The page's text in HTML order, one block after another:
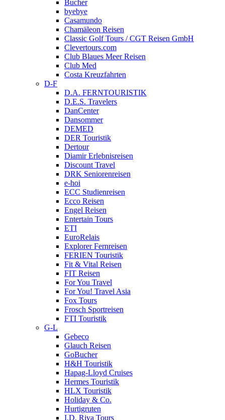
Bucher
byebye
Casamundo
Chamäleon Reisen
Classic Golf Tours / CGT Reisen GmbH
Clevertours.com
Club Blaues Meer Reisen
Club Med
Costa Kreuzfahrten
D-F
D.A. FERNTOURISTIK
D.E.S. Travelers
DanCenter
Dansommer
DEMED
DER Touristik
Dertour
Diamir Erlebnisreisen
Discount Travel
DRK Seniorenreisen
e-hoi
ECC Studienreisen
Ecco Reisen
Engel Reisen
Entertain Tours
ETI
EuroRelais
Explorer Fernreisen
FERIEN Touristik
Fit & Vital Reisen
FIT Reisen
For You Travel
For You! Travel Asia
Fox Tours
Frosch Sportreisen
FTI Touristik
G-L
Gebeco
Glauch Reisen
GoBucher
H&H Touristik
Hapag-Lloyd Cruises
Hermes Touristik
HLX Touristik
Holiday & Co.
Hurtigruten
I.D. Riva Tours